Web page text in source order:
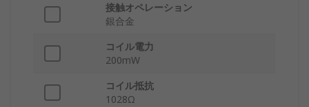
接触オペレーション
銀合金
コイル電力
200mW
コイル抵抗
1028Ω